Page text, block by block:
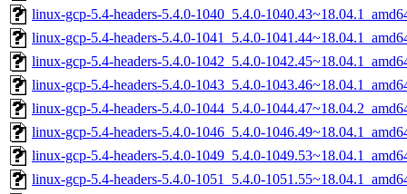
linux-gcp-5.4-headers-5.4.0-1040_5.4.0-
linux-gcp-5.4-headers-5.4.0-1041_5.4.0-
linux-gcp-5.4-headers-5.4.0-1042_5.4.0-
linux-gcp-5.4-headers-5.4.0-1043_5.4.0-
linux-gcp-5.4-headers-5.4.0-1044_5.4.0-
linux-gcp-5.4-headers-5.4.0-1046_5.4.0-
linux-gcp-5.4-headers-5.4.0-1049_5.4.0-
linux-gcp-5.4-headers-5.4.0-1051_5.4.0-